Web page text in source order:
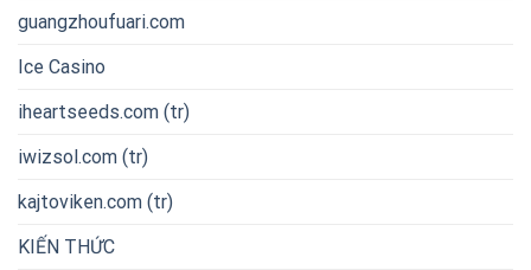
guangzhoufuari.com
Ice Casino
iheartseeds.com (tr)
iwizsol.com (tr)
kajtoviken.com (tr)
KIẾN THỨC